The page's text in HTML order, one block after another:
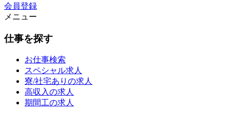
会員登録
メニュー
仕事を探す
お仕事検索
スペシャル求人
寮/社宅ありの求人
高収入の求人
期間工の求人